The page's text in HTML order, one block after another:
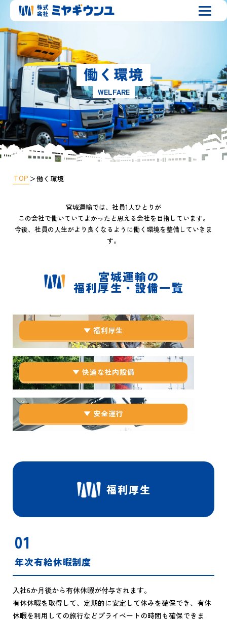
働く環境
WELFARE
TOP ＞働く環境
宮城運輸では、社員1人ひとりが
この会社で働いていてよかったと思える会社を目指しています。
今後、社員の人生がより良くなるように働く環境を整備していきま
す。
宮城運輸の
福利厚生・設備一覧
▼ 福利厚生
▼ 快適な社内設備
▼ 安全運行
福利厚生
01
年次有給休暇制度
入社6か月後から有休休暇が付与されます。
有休休暇を取得して、定期的に安定して休みを確保でき、有休
休暇を利用しての旅行などプライベートの時間も確保できま